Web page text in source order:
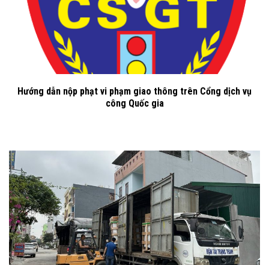
Hướng dẫn nộp phạt vi phạm giao thông trên Cổng dịch vụ
công Quốc gia